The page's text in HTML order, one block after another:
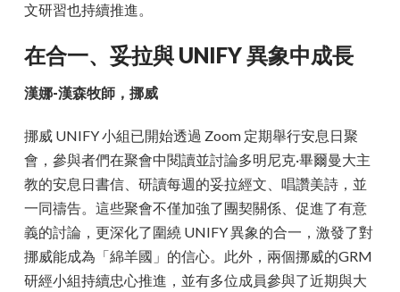
文研習也持續推進。
在合一、妥拉與 UNIFY 異象中成長
漢娜-漢森牧師，挪威
挪威 UNIFY 小組已開始透過 Zoom 定期舉行安息日聚
會，參與者們在聚會中閱讀並討論多明尼克·畢爾曼大主
教的安息日書信、研讀每週的妥拉經文、唱讚美詩，並
一同禱告。這些聚會不僅加強了團契關係、促進了有意
義的討論，更深化了圍繞 UNIFY 異象的合一，激發了對
挪威能成為「綿羊國」的信心。此外，兩個挪威的GRM
研經小組持續忠心推進，並有多位成員參與了近期與大